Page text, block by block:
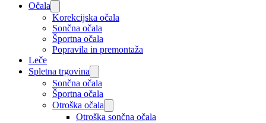
Očala
Korekcijska očala
Sončna očala
Športna očala
Popravila in premontaža
Leče
Spletna trgovina
Sončna očala
Športna očala
Otroška očala
Otroška sončna očala